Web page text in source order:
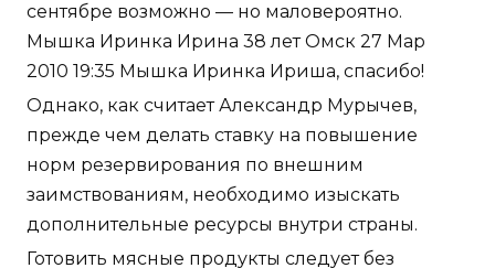
сентябре возможно — но маловероятно.
Мышка Иринка Ирина 38 лет Омск 27 Мар
2010 19:35 Мышка Иринка Ириша, спасибо!
Однако, как считает Александр Мурычев,
прежде чем делать ставку на повышение
норм резервирования по внешним
заимствованиям, необходимо изыскать
дополнительные ресурсы внутри страны.
Готовить мясные продукты следует без